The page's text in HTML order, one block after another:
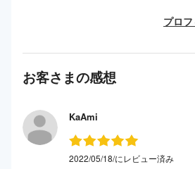
プロ
お客さまの感想
KaAmi
2022/05/18/にレビュー済み